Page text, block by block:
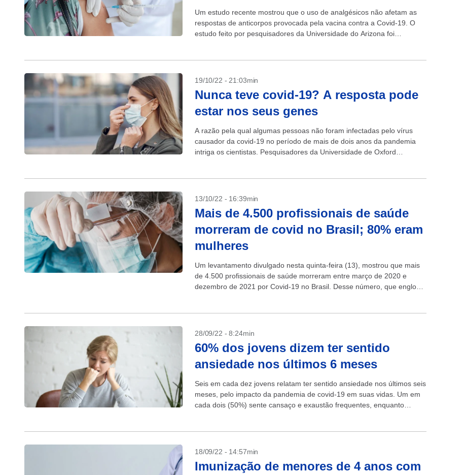
Um estudo recente mostrou que o uso de analgésicos não afetam as
respostas de anticorpos provocada pela vacina contra a Covid-19. O
estudo feito por pesquisadores da Universidade do Arizona foi
19/10/22 - 21:03min
Nunca teve covid-19? A resposta pode
estar nos seus genes
A razão pela qual algumas pessoas não foram infectadas pelo vírus
causador da covid-19 no período de mais de dois anos da pandemia
intriga os cientistas. Pesquisadores da Universidade de Oxford
13/10/22 - 16:39min
Mais de 4.500 profissionais de saúde
morreram de covid no Brasil; 80% eram
mulheres
Um levantamento divulgado nesta quinta-feira (13), mostrou que mais
de 4.500 profissionais de saúde morreram entre março de 2020 e
dezembro de 2021 por Covid-19 no Brasil. Desse número, que engloba
28/09/22 - 8:24min
60% dos jovens dizem ter sentido
ansiedade nos últimos 6 meses
Seis em cada dez jovens relatam ter sentido ansiedade nos últimos seis
meses, pelo impacto da pandemia de covid-19 em suas vidas. Um em
cada dois (50%) sente cansaço e exaustão frequentes, enquanto
18/09/22 - 14:57min
Imunização de menores de 4 anos com